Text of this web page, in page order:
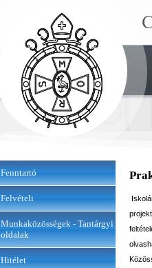
Fenntartó
Felvételi
Munkaközösségek - Tantárgyi
oldalak
Hitélet